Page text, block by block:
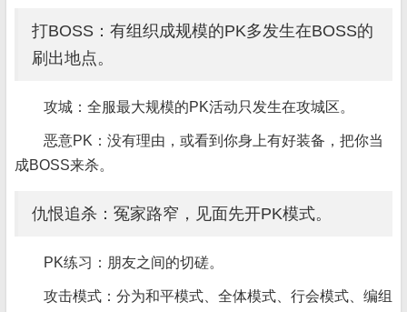
打BOSS：有组织成规模的PK多发生在BOSS的
刷出地点。
攻城：全服最大规模的PK活动只发生在攻城区。
恶意PK：没有理由，或看到你身上有好装备，把你当
成BOSS来杀。
仇恨追杀：冤家路窄，见面先开PK模式。
PK练习：朋友之间的切磋。
攻击模式：分为和平模式、全体模式、行会模式、编组